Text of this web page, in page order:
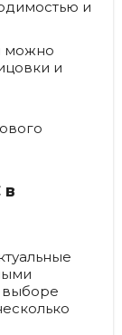
и
можно
и
в
выборе